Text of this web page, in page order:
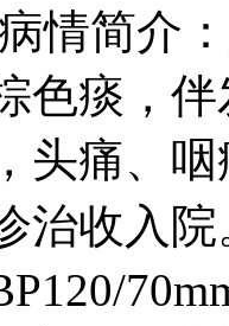
情简介
色痰，
头痛、
治收入